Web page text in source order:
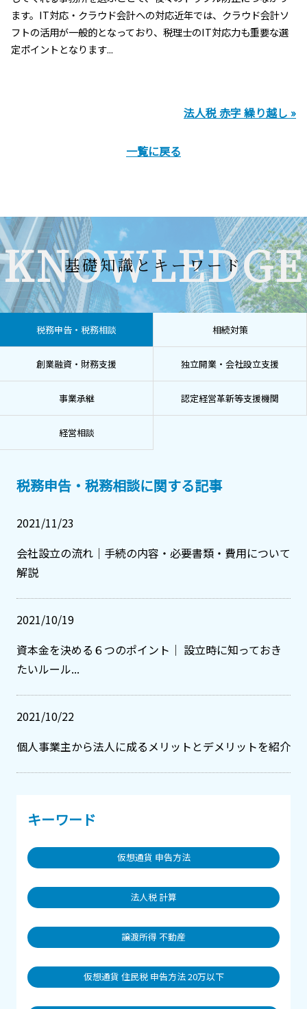
ます。IT対応・クラウド会計への対応近年では、クラウド会計ソ
フトの活用が一般的となっており、税理士のIT対応力も重要な選
定ポイントとなります...
法人税 赤字 繰り越し »
一覧に戻る
KNOWLEDGE
基礎知識とキーワード
税務申告・税務相談 相続対策
創業融資・財務支援 独立開業・会社設立支援
事業承継 認定経営革新等支援機関
経営相談
税務申告・税務相談に関する記事
2021/11/23
会社設立の流れ｜手続の内容・必要書類・費用について
解説
2021/10/19
資本金を決める６つのポイント｜ 設立時に知っておき
たいルール...
2021/10/22
個人事業主から法人に成るメリットとデメリットを紹介
キーワード
仮想通貨 申告方法
法人税 計算
譲渡所得 不動産
仮想通貨 住民税 申告方法 20万以下